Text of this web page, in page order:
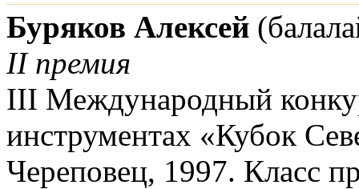
Буряков Алексей
II премия
III Международный
инструментах «Кубок
Череповец, 1997. Класс